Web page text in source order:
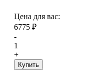
Цена для вас:
6775 ₽
-
1
+
Купить